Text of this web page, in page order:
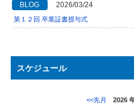
BLOG 2026/03/24
第１２回 卒業証書授与式
スケジュール
<<先月 2026